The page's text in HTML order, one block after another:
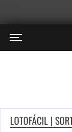
LOTOFÁCIL |